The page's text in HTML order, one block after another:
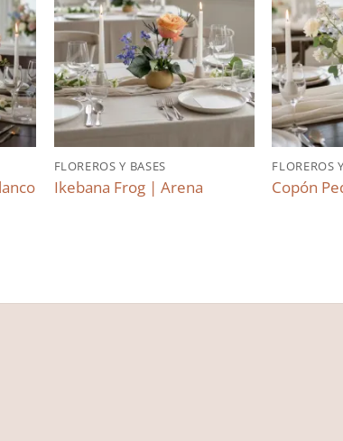
FLOREROS Y BASES
Ikebana Frog | Arena
FLOREROS
Copón